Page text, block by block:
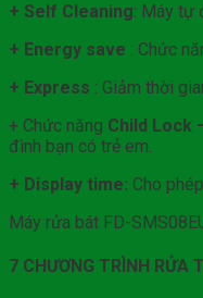
+ Self Cleaning: Máy tự
+ Energy save : Chức
+ Express : Giảm thời
+ Chức năng Child Lock
đình bạn có trẻ em.
+ Display time: Cho
Máy rửa bát FD-
7 CHƯƠNG TRÌNH RỬA